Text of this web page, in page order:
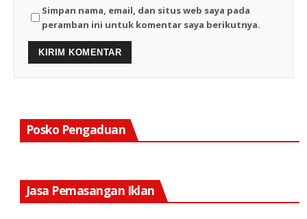
Simpan nama, email, dan situs web saya pada
peramban ini untuk komentar saya berikutnya.
Posko Pengaduan
Jasa Pemasangan Iklan